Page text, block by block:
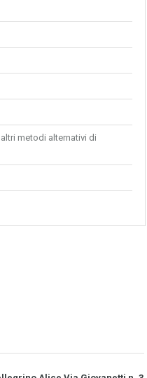
metodi alternativi di